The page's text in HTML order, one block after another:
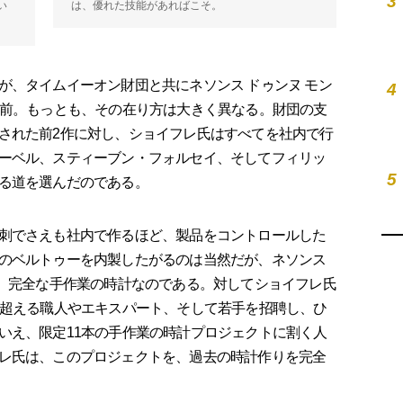
は、優れた技能があればこそ。
タイムイーオン財団と共にネソンス ドゥンヌ モン
もっとも、その在り方は大きく異なる。財団の支
れた前2作に対し、ショイフレ氏はすべてを社内で行
ベル、スティーブン・フォルセイ、そしてフィリッ
道を選んだのである。
さえも社内で作るほど、製品をコントロールした
ベルトゥーを内製したがるのは当然だが、ネソンス
全な手作業の時計なのである。対してショイフレ氏
える職人やエキスパート、そして若手を招聘し、ひ
え、限定11本の手作業の時計プロジェクトに割く人
氏は、このプロジェクトを、過去の時計作りを完全
4
5